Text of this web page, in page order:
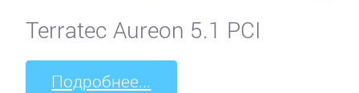
Terratec Aureon 5.1 PCI
Подробнее...